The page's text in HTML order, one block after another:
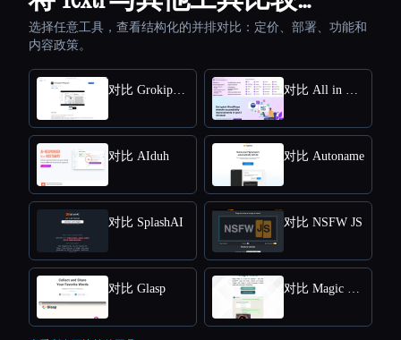
选择任意工具，查看结构化的并排对比：定价、部署、功能和
内容政策。
对比 AIduh 对比 Autoname
对比 SplashAI 对比 NSFW JS
对比 Glasp